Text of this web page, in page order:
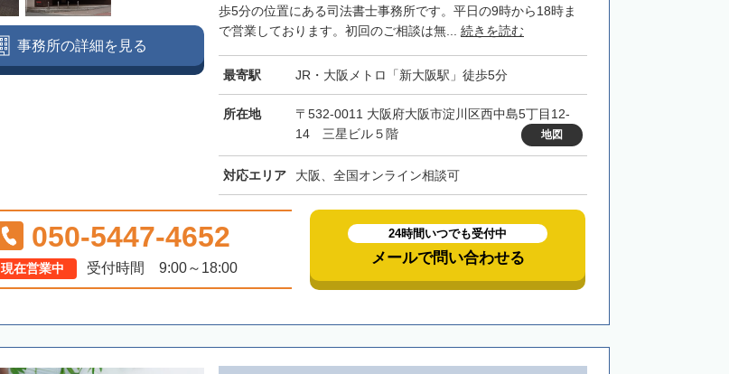
歩5分の位置にある司法書士事務所です。平日の9時から18時ま
で営業しております。初回のご相談は無... 続きを読む
最寄駅 JR・大阪メトロ「新大阪駅」徒歩5分
所在地
〒532-0011 大阪府大阪市淀川区西中島5丁目12-
14 三星ビル５階
地図
対応エリア 大阪、全国オンライン相談可
事務所の詳細を見る
050-5447-4652
現在営業中 受付時間 9:00～18:00
24時間いつでも受付中
メールで問い合わせる